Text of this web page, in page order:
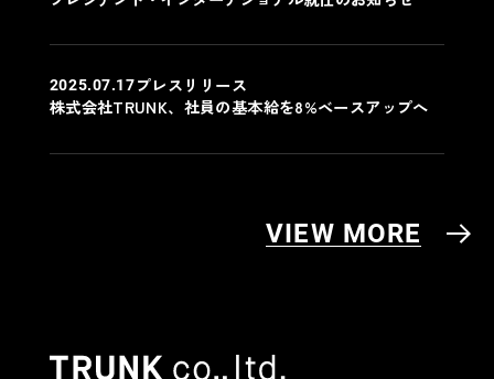
2025.07.17プレスリリース
株式会社TRUNK、社員の基本給を8%ベースアップへ
VIEW MORE